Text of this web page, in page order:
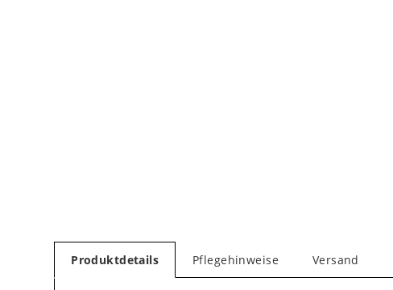
Produktdetails Pflegehinweise Versand